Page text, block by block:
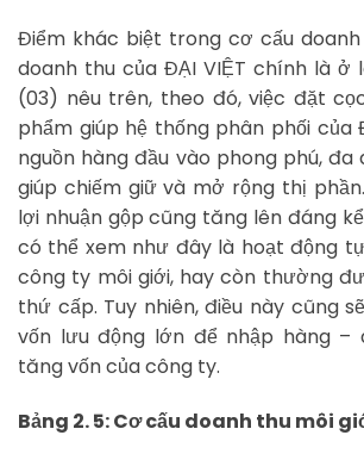
Điểm khác biệt trong cơ cấu
doanh thu của ĐẠI VIỆT chính là ở
(03) nêu trên, theo đó, việc đặt
phẩm giúp hệ thống phân phối của
nguồn hàng đầu vào phong phú, đa
giúp chiếm giữ và mở rộng thị
lợi nhuận gộp cũng tăng lên đáng
có thể xem như đây là hoạt động
công ty môi giới, hay còn thường
thứ cấp. Tuy nhiên, điều này cũng
vốn lưu động lớn để nhập hàng –
tăng vốn của công ty.
Bảng 2. 5: Cơ cấu doanh thu môi